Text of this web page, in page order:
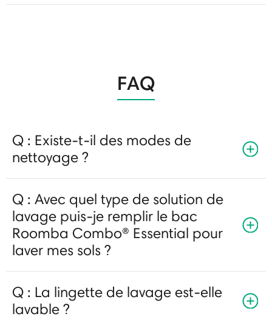
FAQ
Q : Existe-t-il des modes de
nettoyage ?
Q : Avec quel type de solution de
lavage puis-je remplir le bac
Roomba Combo® Essential pour
laver mes sols ?
Q : La lingette de lavage est-elle
lavable ?